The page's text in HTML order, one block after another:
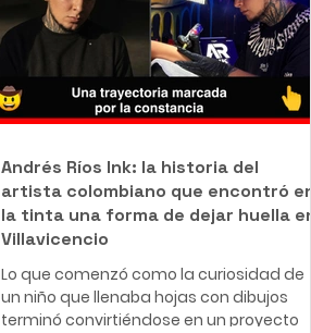
Andrés Ríos Ink: la historia del
artista colombiano que encontró en
la tinta una forma de dejar huella en
Villavicencio
Lo que comenzó como la curiosidad de
un niño que llenaba hojas con dibujos
terminó convirtiéndose en un proyecto